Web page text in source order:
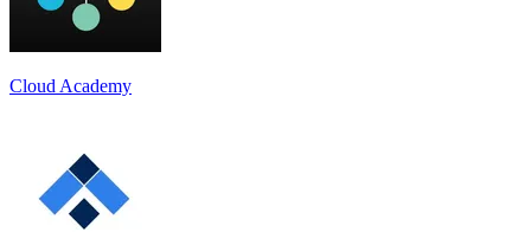
Cloud Academy